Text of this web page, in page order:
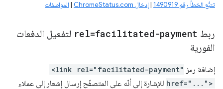
تتبُّع الخطأ رقم 1490919 |إدخال ChromeStatus.com |المواصفات
ربط rel=facilitated-payment لتفعيل الدفعات
الفورية
إضافة رمز <link rel="facilitated-payment"
href="..."> للإشارة إلى أنّه على المتصفّح إرسال إشعار إلى عملاء